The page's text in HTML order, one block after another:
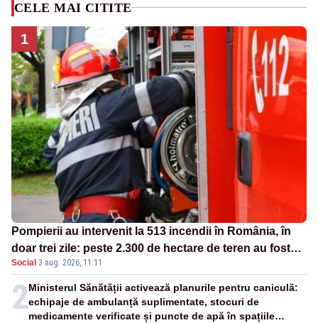
CELE MAI CITITE
1
Pompierii au intervenit la 513 incendii în România, în
doar trei zile: peste 2.300 de hectare de teren au fost
afectate
Social ·3 aug. 2026, 11:11
2Ministerul Sănătății activează planurile pentru caniculă:
echipaje de ambulanță suplimentate, stocuri de
medicamente verificate și puncte de apă în spațiile